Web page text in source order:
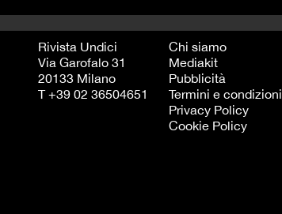
Rivista Undici
Via Garofalo 31
20133 Milano
T +39 02 36504651
Chi siamo
Mediakit
Pubblicità
Termini e condizioni
Privacy Policy
Cookie Policy